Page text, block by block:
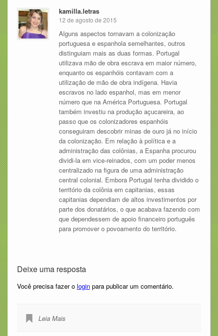
kamilla.letras
12 de agosto de 2015
Alguns aspectos tornavam a colonização
portuguesa e espanhola semelhantes, outros
distinguiam mais as duas formas. Portugal
utilizava mão de obra escrava em maior número,
enquanto os espanhóis contavam com a
utilização de mão de obra indígena. Havia
escravos no lado espanhol, mas em menor
número que na América Portuguesa. Portugal
também investiu na produção açucareira, ao
passo que os colonizadores espanhóis
conseguiram descobrir minas de ouro já no início
da colonização. Em relação à política e a
administração das colônias, a Espanha procurou
dividi-la em vice-reinados, com um poder menos
centralizado na figura de uma administração
central colonial. Embora Portugal tenha dividido o
território da colônia em capitanias, essas
capitanias dependiam de altos investimentos por
parte dos donatários, o que acabava fazendo com
que dependessem de apoio financeiro português
para promover o povoamento do território.
Deixe uma resposta
Você precisa fazer o loginpara publicar um comentário.
Leia Mais